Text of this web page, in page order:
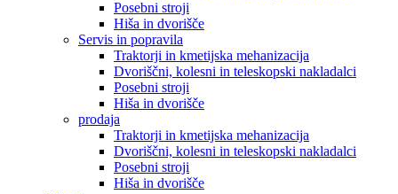
Posebni stroji
Hiša in dvorišče
Servis in popravila
Traktorji in kmetijska mehanizacija
Dvoriščni, kolesni in teleskopski nakladalci
Posebni stroji
Hiša in dvorišče
prodaja
Traktorji in kmetijska mehanizacija
Dvoriščni, kolesni in teleskopski nakladalci
Posebni stroji
Hiša in dvorišče